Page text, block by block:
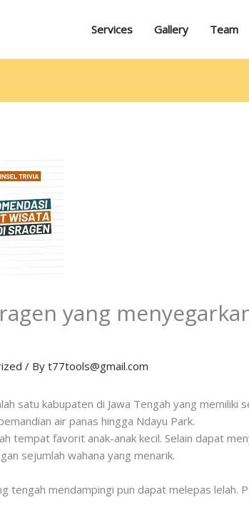
Services Gallery Team
yang
/ Byt77tools@gmail.com
satu kabupaten di Jawa Tengah yang
air panas hingga Ndayu Park.
tempat favorit anak-anak kecil. Selain dapat
sejumlah wahana yang menarik.
tengah mendampingi pun dapat melepas lelah.